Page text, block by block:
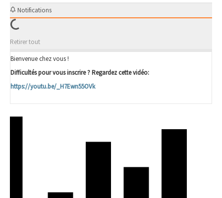
Notifications
Retirer tout
Bienvenue chez vous !
Difficultés pour vous inscrire ? Regardez cette vidéo:
https://youtu.be/_H7Ewn55OVk